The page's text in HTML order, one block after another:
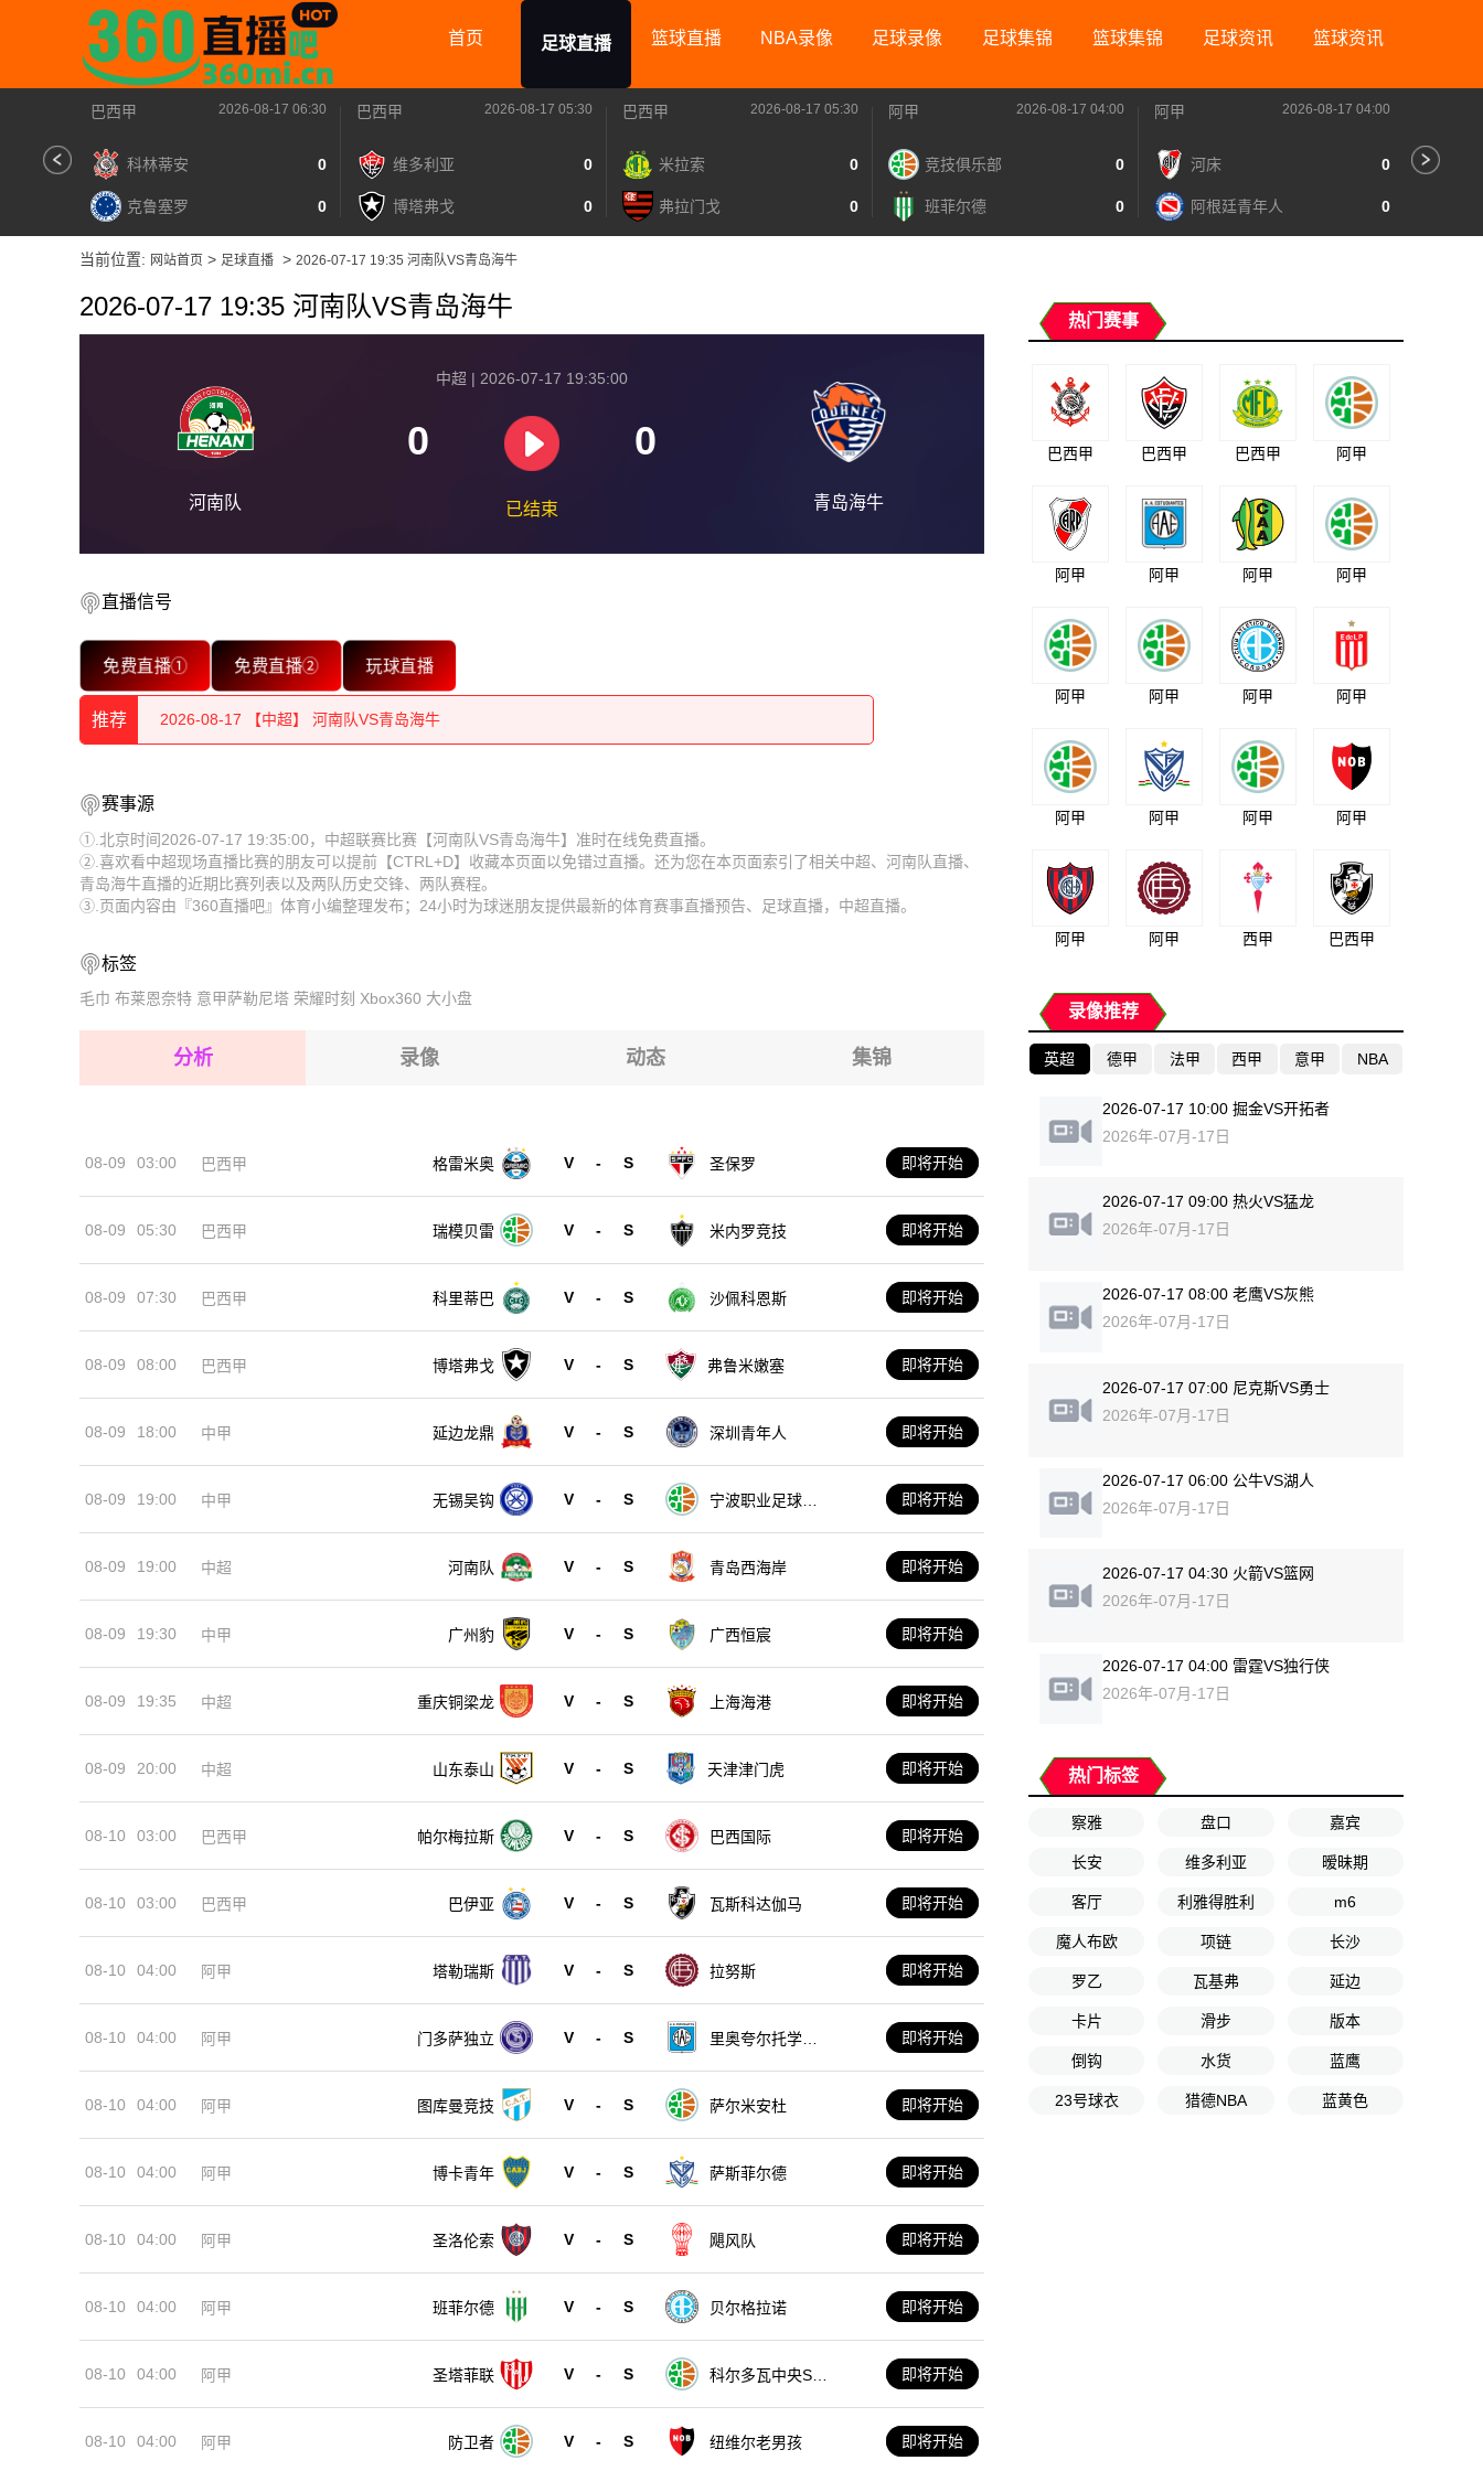
首页 足球直播 篮球直播 NBA录像 足球录像 足球集锦 篮球集锦 足球资讯 篮球资讯
巴西甲 2026-08-17 06:30
科林蒂安 0
克鲁塞罗 0
巴西甲 2026-08-17 05:30
维多利亚 0
博塔弗戈 0
巴西甲 2026-08-17 05:30
米拉索 0
弗拉门戈 0
阿甲 2026-08-17 04:00
竞技俱乐部 0
班菲尔德 0
阿甲 2026-08-17 04:00
河床 0
阿根廷青年人 0
当前位置: 网站首页 > 足球直播 > 2026-07-17 19:35 河南队VS青岛海牛
2026-07-17 19:35 河南队VS青岛海牛
河南队
中超 | 2026-07-17 19:35:00
0 0
已结束 青岛海牛
直播信号
免费直播① 免费直播② 玩球直播
推荐
2026-08-17 【中超】 河南队VS青岛海牛
2026-08-17 【中超】 河南队VS青岛海牛
2026-08-17 【中超】 河南队VS青岛海牛
2026-08-17 【中超】 河南队VS青岛海牛
2026-08-17 【中超】 河南队VS青岛海牛
2026-08-17 【中超】 河南队VS青岛海牛
2026-08-17 【中超】 河南队VS青岛海牛
2026-08-17 【中超】 河南队VS青岛海牛
2026-08-17 【中超】 河南队VS青岛海牛
2026-08-17 【中超】 河南队VS青岛海牛
2026-08-17 【中超】 河南队VS青岛海牛
赛事源
①.北京时间2026-07-17 19:35:00，中超联赛比赛【河南队VS青岛海牛】准时在线免费直播。
②.喜欢看中超现场直播比赛的朋友可以提前【CTRL+D】收藏本页面以免错过直播。还为您在本页面索引了相关中超、河南队直播、
青岛海牛直播的近期比赛列表以及两队历史交锋、两队赛程。
③.页面内容由『360直播吧』体育小编整理发布；24小时为球迷朋友提供最新的体育赛事直播预告、足球直播，中超直播。
标签
毛巾 布莱恩奈特 意甲萨勒尼塔 荣耀时刻 Xbox360 大小盘
分析 录像 动态 集锦
08-09 03:00 巴西甲 格雷米奥 V - S 圣保罗 即将开始
08-09 05:30 巴西甲 瑞模贝雷 V - S 米内罗竞技 即将开始
08-09 07:30 巴西甲 科里蒂巴 V - S 沙佩科恩斯 即将开始
08-09 08:00 巴西甲 博塔弗戈 V - S 弗鲁米嫩塞 即将开始
08-09 18:00 中甲 延边龙鼎 V - S 深圳青年人 即将开始
08-09 19:00 中甲 无锡吴钩 V - S
宁波职业足球俱
即将开始
08-09 19:00 中超 河南队 V - S 青岛西海岸 即将开始
08-09 19:30 中甲 广州豹 V - S 广西恒宸 即将开始
08-09 19:35 中超 重庆铜梁龙 V - S 上海海港 即将开始
08-09 20:00 中超 山东泰山 V - S 天津津门虎 即将开始
08-10 03:00 巴西甲 帕尔梅拉斯 V - S 巴西国际 即将开始
08-10 03:00 巴西甲 巴伊亚 V - S 瓦斯科达伽马 即将开始
08-10 04:00 阿甲 塔勒瑞斯 V - S 拉努斯 即将开始
08-10 04:00 阿甲 门多萨独立 V - S
里奥夸尔托学生
即将开始
08-10 04:00 阿甲 图库曼竞技 V - S 萨尔米安杜 即将开始
08-10 04:00 阿甲 博卡青年 V - S 萨斯菲尔德 即将开始
08-10 04:00 阿甲 圣洛伦索 V - S 飓风队 即将开始
08-10 04:00 阿甲 班菲尔德 V - S 贝尔格拉诺 即将开始
08-10 04:00 阿甲 圣塔菲联 V - S
科尔多瓦中央SD
即将开始
08-10 04:00 阿甲 防卫者 V - S 纽维尔老男孩 即将开始
热门赛事
巴西甲 巴西甲 巴西甲 阿甲
阿甲 阿甲 阿甲 阿甲
阿甲 阿甲 阿甲 阿甲
阿甲 阿甲 阿甲 阿甲
阿甲 阿甲 西甲 巴西甲
录像推荐
英超 德甲 法甲 西甲 意甲 NBA
2026-07-17 10:00 掘金VS开拓者
2026年-07月-17日
2026-07-17 09:00 热火VS猛龙
2026年-07月-17日
2026-07-17 08:00 老鹰VS灰熊
2026年-07月-17日
2026-07-17 07:00 尼克斯VS勇士
2026年-07月-17日
2026-07-17 06:00 公牛VS湖人
2026年-07月-17日
2026-07-17 04:30 火箭VS篮网
2026年-07月-17日
2026-07-17 04:00 雷霆VS独行侠
2026年-07月-17日
热门标签
察雅 盘口 嘉宾
长安 维多利亚 暧昧期
客厅 利雅得胜利 m6
魔人布欧 项链 长沙
罗乙 瓦基弗 延边
卡片 滑步 版本
倒钩 水货 蓝鹰
23号球衣 猎德NBA 蓝黄色